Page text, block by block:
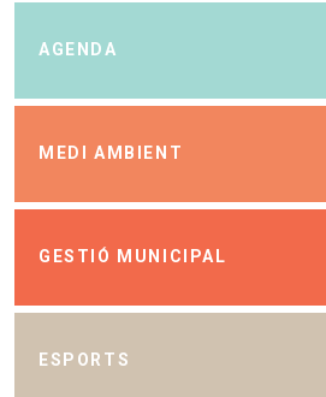
AGENDA
MEDI AMBIENT
GESTIÓ MUNICIPAL
ESPORTS